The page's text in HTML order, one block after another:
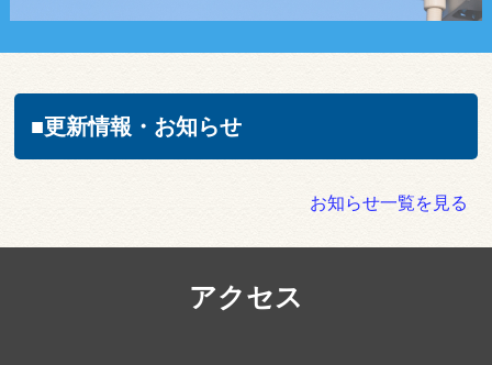
■更新情報・お知らせ
お知らせ一覧を見る
アクセス